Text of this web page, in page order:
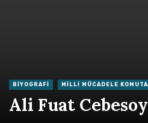
BIYOGRAFI MILLI MÜCADELE
Ali Fuat Cebesoy